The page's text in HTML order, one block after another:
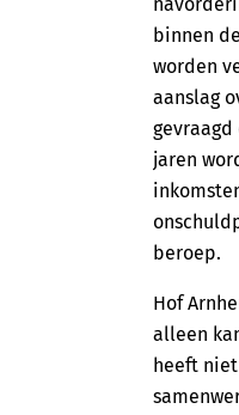
binnen
worden
aanslag
jaren
beroep.
Hof
alleen
heeft